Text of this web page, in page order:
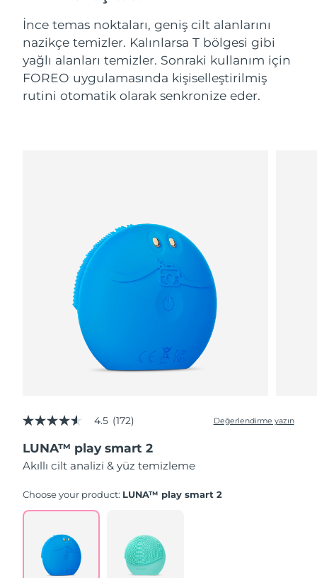
İnce temas noktaları, geniş cilt alanlarını
nazikçe temizler. Kalınlarsa T bölgesi gibi
yağlı alanları temizler. Sonraki kullanım için
FOREO uygulamasında kişiselleştirilmiş
rutini otomatik olarak senkronize eder.
5
4.5
yıldız,
ortalama
değeri.
172
Aynı
sayfa
bağlantısı.
4.5 (172) Değerlendirme yazın
LUNA™ play smart 2
Akıllı cilt analizi & yüz temizleme
Choose your product: LUNA™ play smart 2